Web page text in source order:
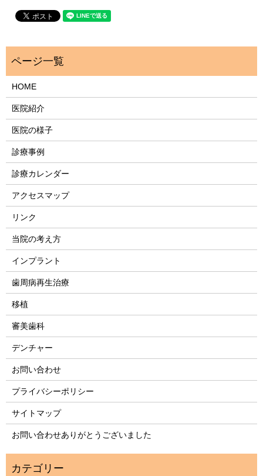
HOME
医院紹介
医院の様子
診療事例
診療カレンダー
アクセスマップ
リンク
当院の考え方
インプラント
歯周病再生治療
移植
審美歯科
デンチャー
お問い合わせ
プライバシーポリシー
サイトマップ
お問い合わせありがとうございました